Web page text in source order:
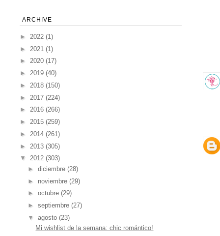
ARCHIVE
► 2022 (1)
► 2021 (1)
► 2020 (17)
► 2019 (40)
► 2018 (150)
► 2017 (224)
► 2016 (266)
► 2015 (259)
► 2014 (261)
► 2013 (305)
▼ 2012 (303)
► diciembre (28)
► noviembre (29)
► octubre (29)
► septiembre (27)
▼ agosto (23)
Mi wishlist de la semana: chic romántico!